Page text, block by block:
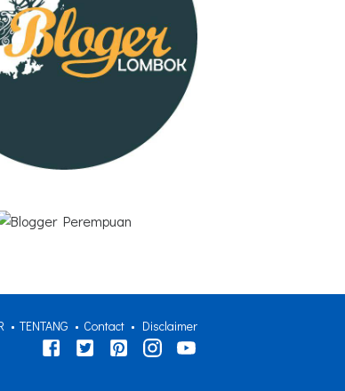
TENTANG Contact Disclaimer